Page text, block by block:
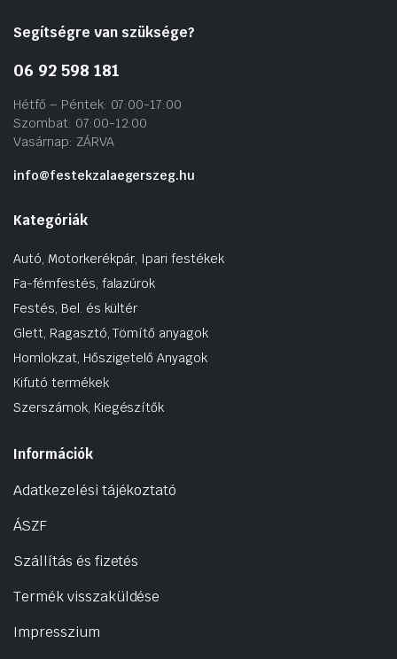
Segítségre van szüksége?
06 92 598 181
Hétfő – Péntek: 07:00-17:00
Szombat: 07:00-12:00
Vasárnap: ZÁRVA
info@festekzalaegerszeg.hu
Kategóriák
Autó, Motorkerékpár, Ipari festékek
Fa-fémfestés, falazúrok
Festés, Bel. és kültér
Glett, Ragasztó, Tömítő anyagok
Homlokzat, Hőszigetelő Anyagok
Kifutó termékek
Szerszámok, Kiegészítők
Információk
Adatkezelési tájékoztató
ÁSZF
Szállítás és fizetés
Termék visszaküldése
Impresszium